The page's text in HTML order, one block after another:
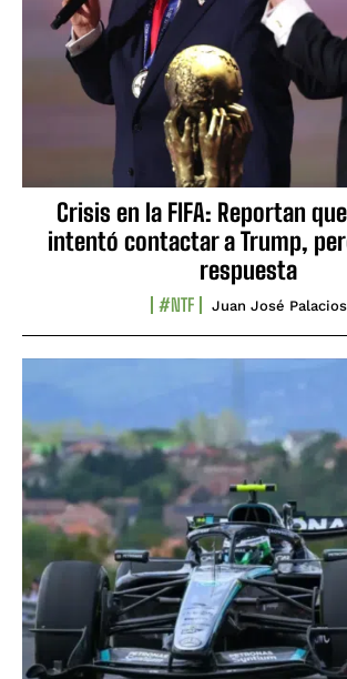
Crisis en la FIFA: Reportan
intentó contactar a Trump,
respuesta
#NTF Juan José Palacios